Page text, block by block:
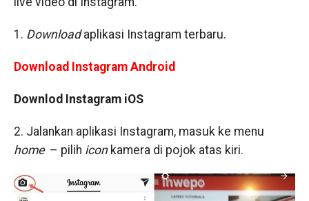
1. Downloadaplikasi Instagram terbaru.
Download Instagram Android
Downlod Instagram iOS
2. Jalankan aplikasi Instagram, masuk ke menu
home– pilih iconkamera di pojok atas kiri.